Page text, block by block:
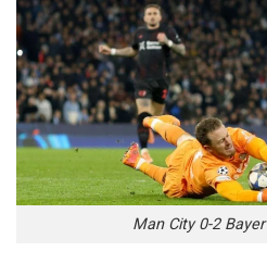
Man City 0-2